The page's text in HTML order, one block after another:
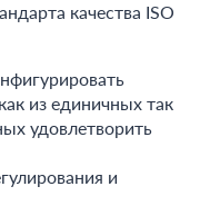
качества ISO
из единичных так
удовлетворить
и